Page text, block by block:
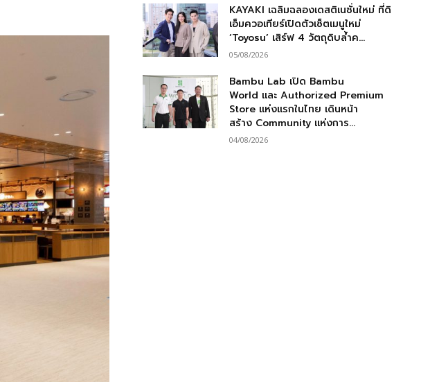
KAYAKI เฉลิมฉลองเดสติเนชั่นใหม่ ที่ดิ
เอ็มควอเทียร์เปิดตัวเซ็ตเมนูใหม่
‘Toyosu’ เสิร์ฟ 4 วัตถุดิบล้ำค...
05/08/2026
Bambu Lab เปิด Bambu
World และ Authorized Premium
Store แห่งแรกในไทย เดินหน้า
สร้าง Community แห่งการ...
04/08/2026